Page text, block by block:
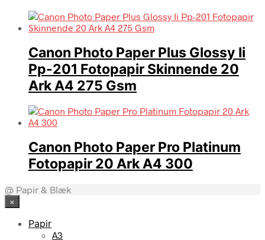
Canon Photo Paper Plus Glossy Ii
Pp-201 Fotopapir Skinnende 20
Ark A4 275 Gsm
Canon Photo Paper Pro Platinum
Fotopapir 20 Ark A4 300
@ Papir & Blæk
×
Papir
A3